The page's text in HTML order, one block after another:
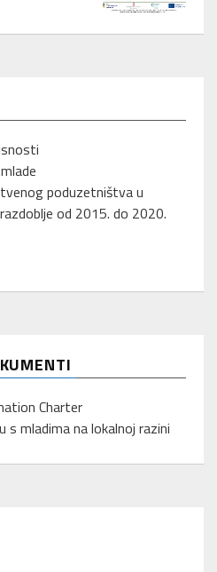
poduzetništva u
od 2015. do 2020.
Charter
s mladima na lokalnoj razini